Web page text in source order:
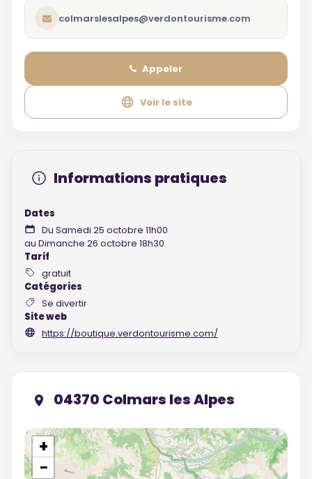
colmarslesalpes@verdontourisme.com
Appeler
Voir le site
Informations pratiques
Dates
Du Samedi 25 octobre 11h00
au Dimanche 26 octobre 18h30
Tarif
gratuit
Catégories
Se divertir
Site web
https://boutique.verdontourisme.com/
04370 Colmars les Alpes
+
−